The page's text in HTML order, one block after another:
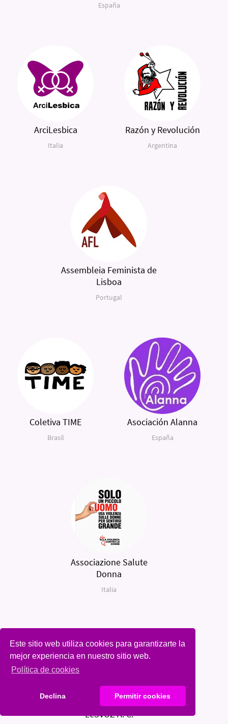
Este sitio web utiliza cookies para garantizarte la
mejor experiencia en nuestro sitio web.
Política de cookies
Declina Permitir cookies
España
ArciLesbica
Italia
Razón y Revolución
Argentina
Assembleia Feminista de
Lisboa
Portugal
Coletiva TIME
Brasil
Asociación Alanna
España
Associazione Salute
Donna
Italia
LeSVOZ A. C.